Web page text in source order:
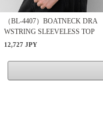
（BL-4407）BOATNECK DRA
WSTRING SLEEVELESS TOP
12,727 JPY